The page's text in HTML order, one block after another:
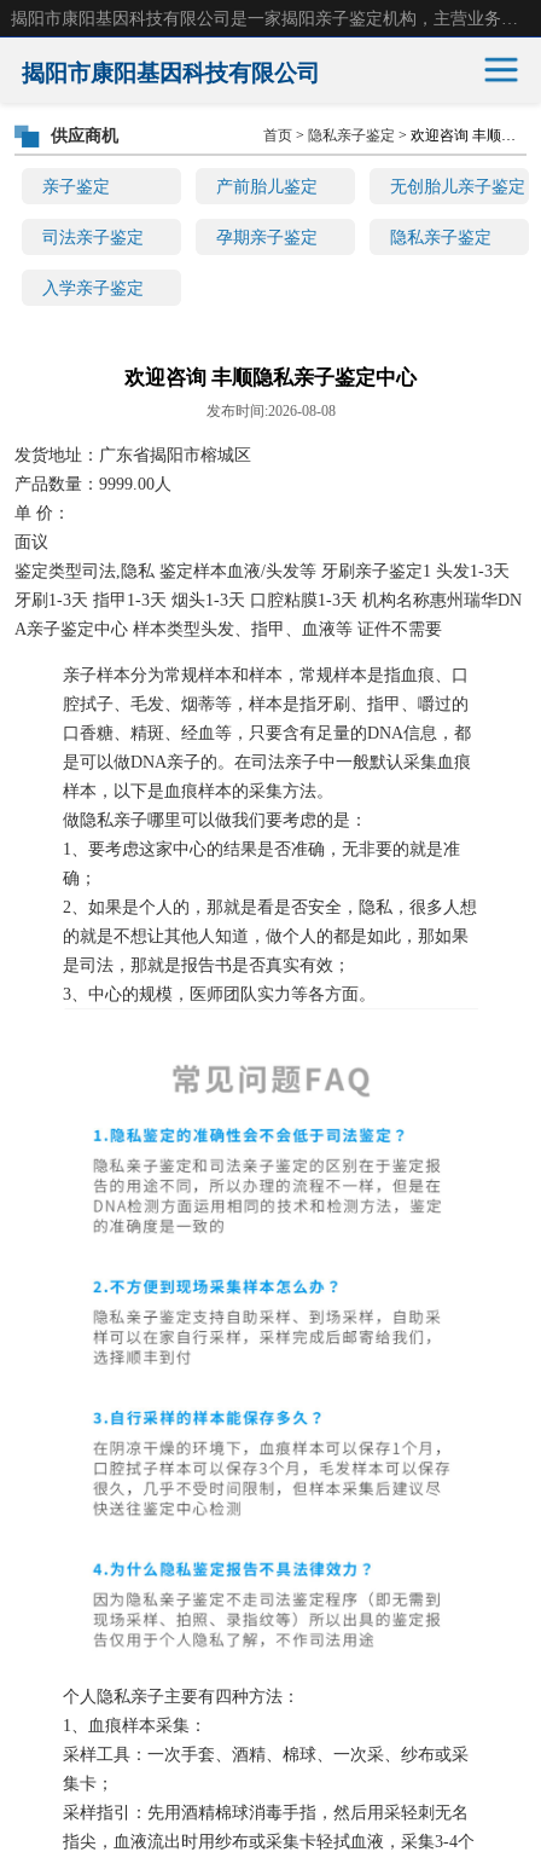
揭阳市康阳基因科技有限公司
亲子鉴定 产前胎儿鉴定 无创胎儿亲子鉴定
司法亲子鉴定 孕期亲子鉴定 隐私亲子鉴定
入学亲子鉴定
供应商机 首页 > 隐私亲子鉴定 > 欢迎咨询 丰顺隐私亲子鉴定中心
欢迎咨询 丰顺隐私亲子鉴定中心
发布时间:2026-08-08
发货地址：广东省揭阳市榕城区
产品数量：9999.00人
单 价：
面议
鉴定类型司法,隐私 鉴定样本血液/头发等 牙刷亲子鉴定1 头发1-3天
牙刷 1-3天 指甲1-3天 烟头1-3天 口腔粘膜1-3天 机构名称惠州瑞华DN
A亲子鉴定中心 样本类型头发、指甲、血液等 证件不需要
亲子样本分为常规样本和样本，常规样本是指血痕、口
腔拭子、毛发、烟蒂等，样本是指牙刷、指甲、嚼过的
口香糖、精斑、经血等，只要含有足量的DNA信息，都
是可以做DNA亲子的。在司法亲子中一般默认采集血痕
样本，以下是血痕样本的采集方法。
做隐私亲子哪里可以做我们要考虑的是：
1、要考虑这家中心的结果是否准确，无非要的就是准
确；
2、如果是个人的，那就是看是否安全，隐私，很多人想
的就是不想让其他人知道，做个人的都是如此，那如果
是司法，那就是报告书是否真实有效；
3、中心的规模，医师团队实力等各方面。
个人隐私亲子主要有四种方法：
1、血痕样本采集：
采样工具：一次手套、酒精、棉球、一次采、纱布或采
集卡；
采样指引：先用酒精棉球消毒手指，然后用采轻刺无名
指尖，血液流出时用纱布或采集卡轻拭血液，采集3-4个
亲子鉴定 产前胎儿鉴定
无创胎儿亲子鉴定 司法亲子鉴定
孕期亲子鉴定